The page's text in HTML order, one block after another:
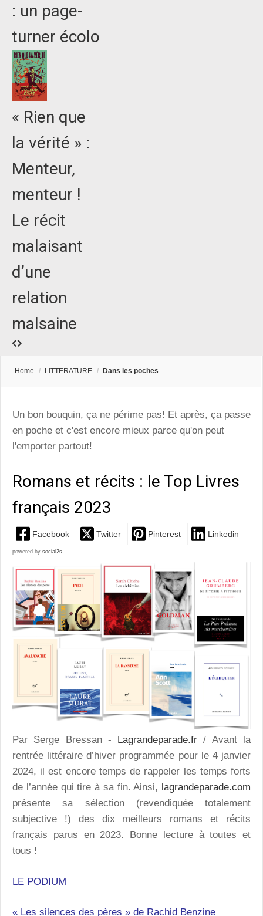
: un page-
turner écolo
« Rien que
la vérité » :
Menteur,
menteur !
Le récit
malaisant
d’une
relation
malsaine
Home / LITTERATURE / Dans les poches
Un bon bouquin, ça ne périme pas! Et après, ça passe
en poche et c'est encore mieux parce qu'on peut
l'emporter partout!
Romans et récits : le Top Livres
français 2023
Facebook Twitter Pinterest Linkedin
powered by social2s
Par Serge Bressan - Lagrandeparade.fr/ Avant la
rentrée littéraire d’hiver programmée pour le 4 janvier
2024, il est encore temps de rappeler les temps forts
de l’année qui tire à sa fin. Ainsi, lagrandeparade.com
présente sa sélection (revendiquée totalement
subjective !) des dix meilleurs romans et récits
français parus en 2023. Bonne lecture à toutes et
tous !
LE PODIUM
« Les silences des pères » de Rachid Benzine